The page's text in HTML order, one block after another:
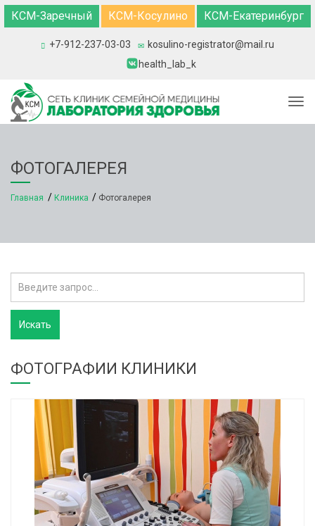
КСМ-Заречный КСМ-Косулино КСМ-Екатеринбург
+7-912-237-03-03
kosulino-registrator@mail.ru
health_lab_k
ФОТОГАЛЕРЕЯ
Главная Клиника Фотогалерея
ФОТОГРАФИИ КЛИНИКИ